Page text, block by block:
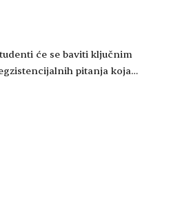
će se baviti ključnim
pitanja koja…